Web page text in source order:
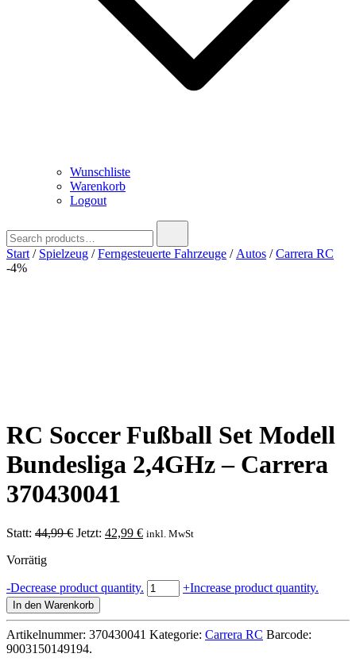
Wunschliste
Warenkorb
Logout
for:
Start / Spielzeug /Ferngesteuerte Fahrzeuge / Autos /Carrera RC
-4%
RC Soccer Fußball Set Modell
Bundesliga 2,4GHz – Carrera
370430041
Statt: 44,99€ Ursprünglicher
Jetzt: 42,99 €Aktueller
inkl. MwSt
Vorrätig
-Decrease product quantity. RC
Soccer
Set
Modell
+Increase product quantity.
In den Warenkorb
Artikelnummer: 370430041 Kategorie: Carrera RC Barcode:
9003150149194.